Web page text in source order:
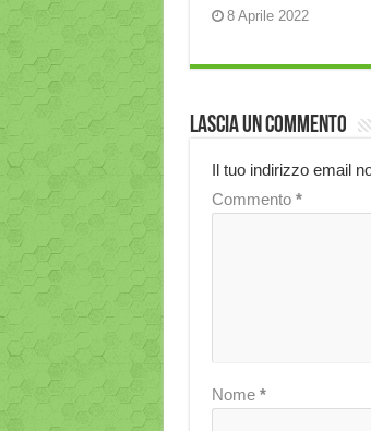
8 Aprile 2022
Lascia un commento
Il tuo indirizzo email
Commento *
Nome *